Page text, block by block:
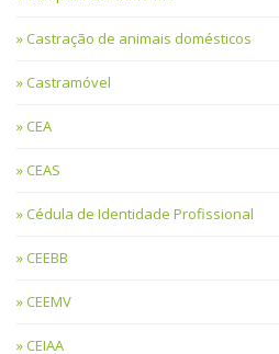
Castração de animais domésticos
Castramóvel
CEA
CEAS
Cédula de Identidade Profissional
CEEBB
CEEMV
CEIAA